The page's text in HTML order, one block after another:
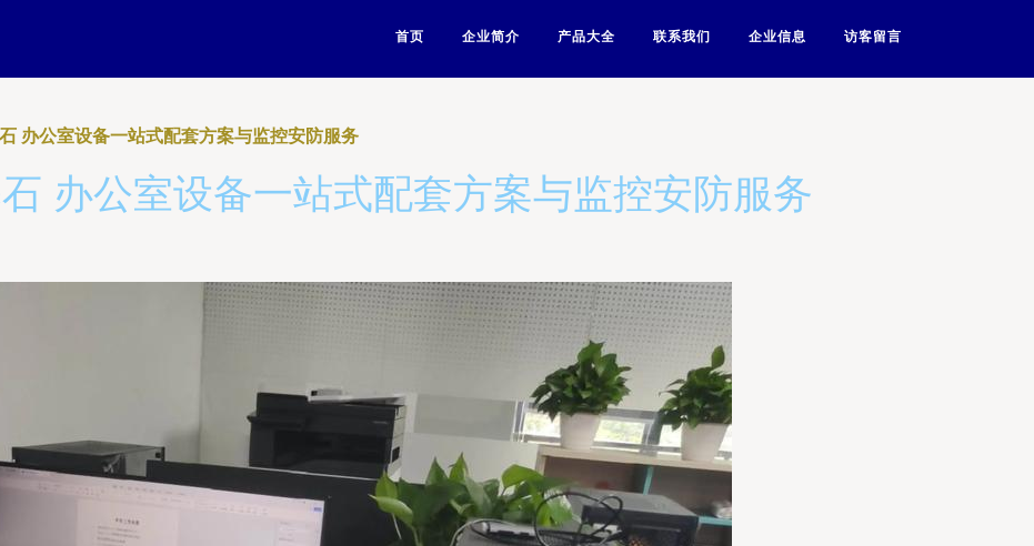
首页 企业简介 产品大全 联系我们 企业信息 访客留言
办公室设备一站式配套方案与监控安防服务
办公室设备一站式配套方案与监控安防服务